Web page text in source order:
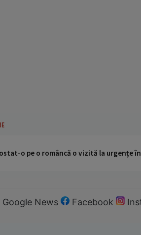
o pe o româncă o vizită la urgențe
Google News Facebook